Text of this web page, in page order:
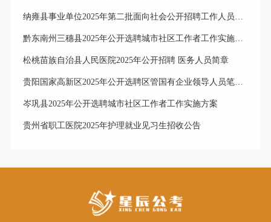
黔东南州三穗县2025年公开选聘城市社区工作者工作实施方案
松桃苗族自治县人民医院2025年公开招聘 医务人员简章
贵阳国家高新区2025年公开选聘区管国有企业领导人员笔试成绩排名、笔试合格分数线及资格复审公告
岑巩县2025年公开选聘城市社区工作者工作实施方案
贵州省职工医院2025年护理就业见习生招收公告